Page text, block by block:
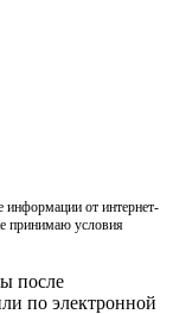
от интернет-
принимаю условия
после
по электронной